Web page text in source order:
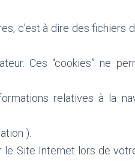
c’est à dire des fichiers
Ces “cookies” ne
relatives à la
).
Site Internet lors de